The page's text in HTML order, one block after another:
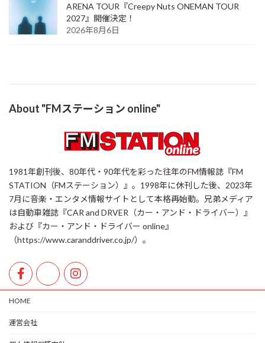
ARENA TOUR『Creepy Nuts ONEMAN TOUR
2027』開催決定！
2026年8月6日
About "FMステーション online"
1981年創刊後、80年代・90年代を彩った往年のFM情報誌『FM
STATION（FMステーション）』。1998年に休刊した後、2023年
7月に音楽・エンタメ情報サイトとして本格再始動。兄弟メディア
は自動車雑誌『CAR and DRVER（カー・アンド・ドライバー）』
および『カー・アンド・ドライバー online』
（https://www.caranddriver.co.jp/）。
HOME
運営会社